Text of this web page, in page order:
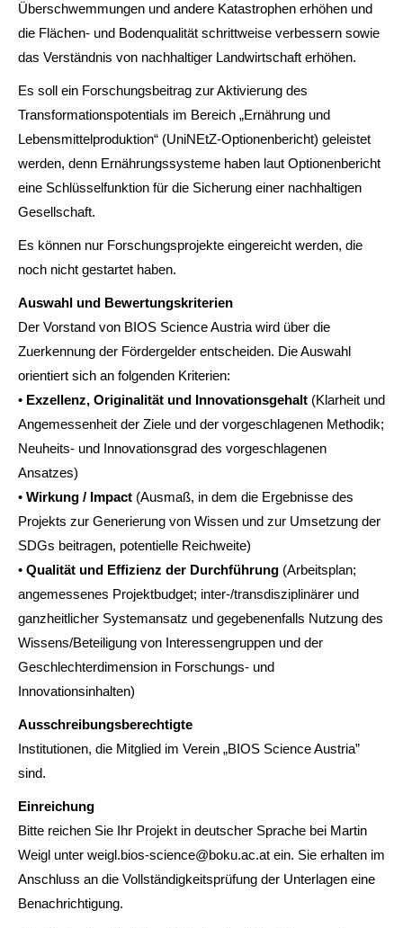
Überschwemmungen und andere Katastrophen erhöhen und
die Flächen- und Bodenqualität schrittweise verbessern sowie
das Verständnis von nachhaltiger Landwirtschaft erhöhen.
Es soll ein Forschungsbeitrag zur Aktivierung des
Transformationspotentials im Bereich „Ernährung und
Lebensmittelproduktion“ (UniNEtZ-Optionenbericht) geleistet
werden, denn Ernährungssysteme haben laut Optionenbericht
eine Schlüsselfunktion für die Sicherung einer nachhaltigen
Gesellschaft.
Es können nur Forschungsprojekte eingereicht werden, die
noch nicht gestartet haben.
Auswahl und Bewertungskriterien
Der Vorstand von BIOS Science Austria wird über die
Zuerkennung der Fördergelder entscheiden. Die Auswahl
orientiert sich an folgenden Kriterien:
• Exzellenz, Originalität und Innovationsgehalt (Klarheit und
Angemessenheit der Ziele und der vorgeschlagenen Methodik;
Neuheits- und Innovationsgrad des vorgeschlagenen
Ansatzes)
• Wirkung / Impact (Ausmaß, in dem die Ergebnisse des
Projekts zur Generierung von Wissen und zur Umsetzung der
SDGs beitragen, potentielle Reichweite)
• Qualität und Effizienz der Durchführung (Arbeitsplan;
angemessenes Projektbudget; inter-/transdisziplinärer und
ganzheitlicher Systemansatz und gegebenenfalls Nutzung des
Wissens/Beteiligung von Interessengruppen und der
Geschlechterdimension in Forschungs- und
Innovationsinhalten)
Ausschreibungsberechtigte
Institutionen, die Mitglied im Verein „BIOS Science Austria”
sind.
Einreichung
Bitte reichen Sie Ihr Projekt in deutscher Sprache bei Martin
Weigl unter weigl.bios-science@boku.ac.at ein. Sie erhalten im
Anschluss an die Vollständigkeitsprüfung der Unterlagen eine
Benachrichtigung.